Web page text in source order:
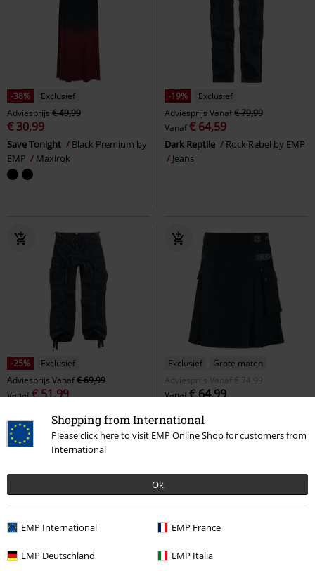
Shopping from International
Please click here to visit EMP Online Shop for customers from
International
Ok
EMP International EMP France
EMP Deutschland EMP Italia
-38%
Exclusief
Adviesprijs € 49,99
€ 30,99
Save Tonight
Black Premium by
EMP
Maxirok
-19%
Exclusief
Adviesprijs Vanaf€ 79,99
Vanaf€ 64,59
Dark Reptile
Rock Rebel by EMP
Jeans
-25%
Exclusief
Adviesprijs Vanaf€ 69,99
Vanaf€ 51,99
Premium by EMP
Cargobroek
Exclusief
Grote maten
Adviesprijs
Vanaf € 74,99
Vanaf€ 64,99
Midirok